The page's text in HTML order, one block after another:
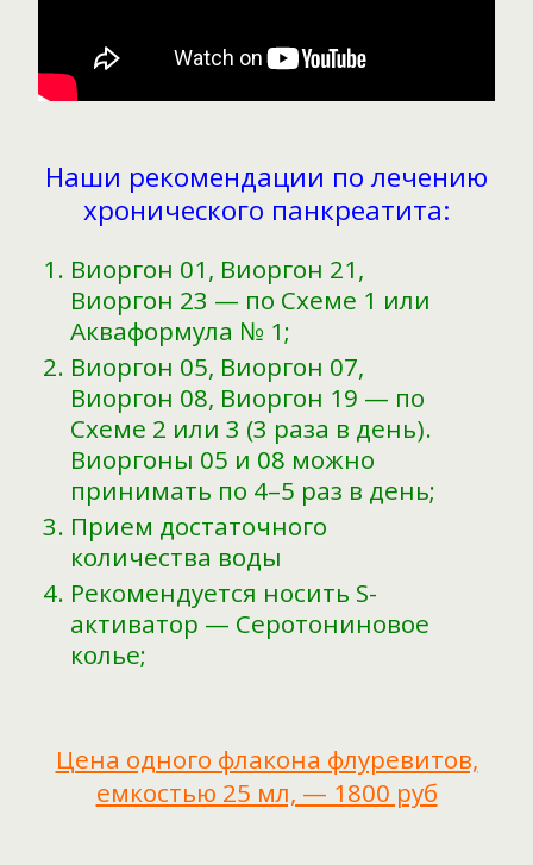
Наши рекомендации по лечению
хронического панкреатита:
Виоргон 01, Виоргон 21,
Виоргон 23 — по Схеме 1 или
Акваформула № 1;
Виоргон 05, Виоргон 07,
Виоргон 08, Виоргон 19 — по
Схеме 2 или 3 (3 раза в день).
Виоргоны 05 и 08 можно
принимать по 4–5 раз в день;
Прием достаточного
количества воды
Рекомендуется носить S-
активатор — Серотониновое
колье;
Цена одного флакона флуревитов,
емкостью 25 мл, — 1800 руб